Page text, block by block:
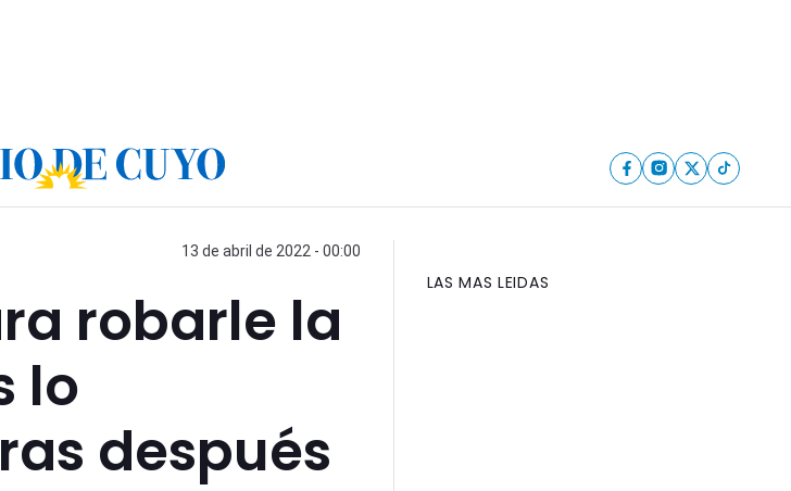
13 de abril de 2022 - 00:00
robarle la
lo
después
LAS MAS LEIDAS